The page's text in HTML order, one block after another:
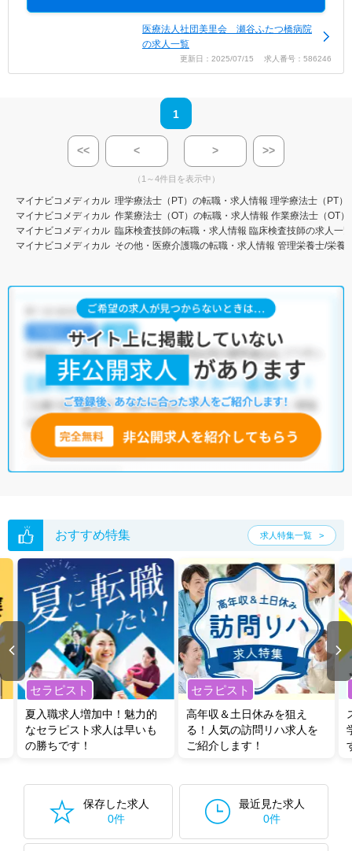
医療法人社団美里会 瀬谷ふたつ橋病院
の求人一覧
更新日：2025/07/15 求人番号：586246
1
<< < > >>
（1～4件目を表示中）
マイナビコメディカル 理学療法士（PT）の転職・求人情報 理学療法士（PT）
マイナビコメディカル 作業療法士（OT）の転職・求人情報 作業療法士（OT
マイナビコメディカル 臨床検査技師の転職・求人情報 臨床検査技師の求人一覧
マイナビコメディカル その他・医療介護職の転職・求人情報 管理栄養士/栄養
おすすめ特集 求人特集一覧
セラピスト
夏入職求人増加中！魅力的
なセラピスト求人は早いも
の勝ちです！
セラピスト
高年収＆土日休みを狙え
る！人気の訪問リハ求人を
ご紹介します！
保存した求人
0件
最近見た求人
0件